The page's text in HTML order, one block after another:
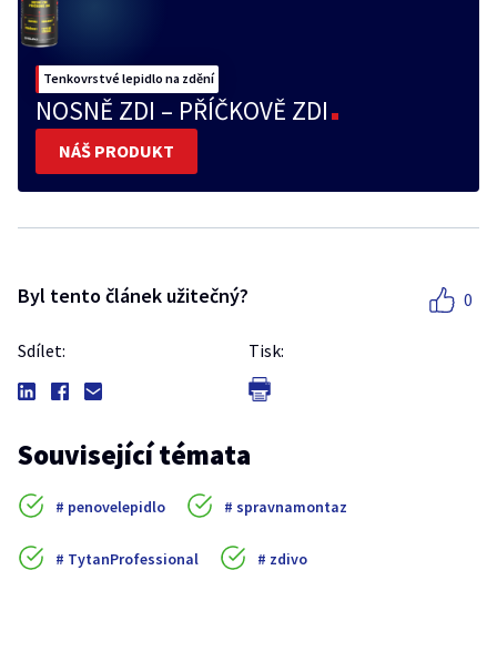
Tenkovrstvé lepidlo na zdění
NOSNĚ ZDI – PŘÍČKOVĚ ZDI
NÁŠ PRODUKT
Byl tento článek užitečný? 0
Sdílet: Tisk:
Související témata
penovelepidlo spravnamontaz
TytanProfessional zdivo